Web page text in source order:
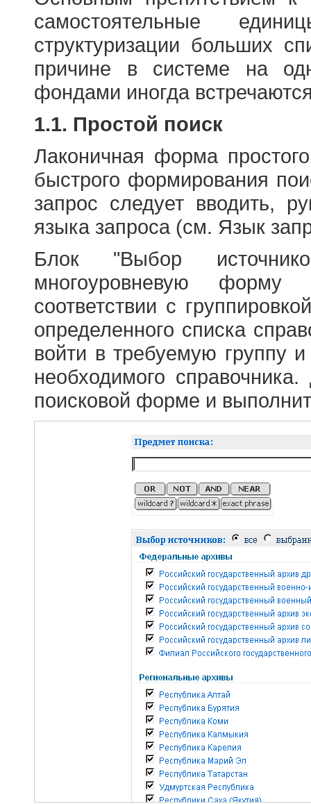
самостоятельные
структуризации больших
причине в системе на
фондами иногда
1.1. Простой поиск
Лаконичная форма
быстрого формирования
запрос следует вводить,
языка запроса (см. Язык
Блок "Выбор
многоуровневую форму
соответствии с
определенного списка
войти в требуемую группу и
необходимого
поисковой форме и